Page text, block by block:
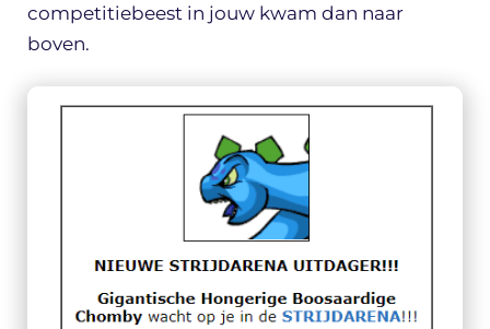
competitiebeest in jouw kwam dan naar
boven.